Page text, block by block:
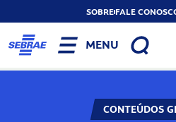
SOBREFALE
MENU
CONTEÚDOS